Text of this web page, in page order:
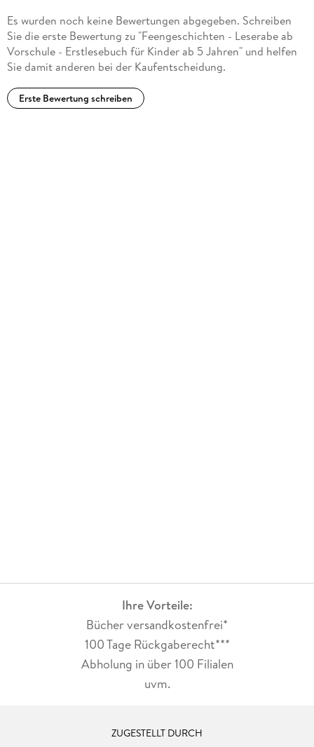
Es wurden noch keine Bewertungen abgegeben. Schreiben
Sie die erste Bewertung zu "Feengeschichten - Leserabe ab
Vorschule - Erstlesebuch für Kinder ab 5 Jahren" und helfen
Sie damit anderen bei der Kaufentscheidung.
Erste Bewertung schreiben
Ihre Vorteile:
Bücher versandkostenfrei*
100 Tage Rückgaberecht***
Abholung in über 100 Filialen
uvm.
ZUGESTELLT DURCH